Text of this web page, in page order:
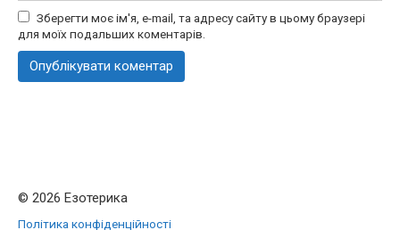
Зберегти моє ім'я, e-mail, та адресу сайту в цьому браузері
для моїх подальших коментарів.
© 2026 Езотерика
Політика конфіденційності